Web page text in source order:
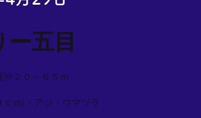
ー五目
沖２０～６５ｍ
ｍ)・アジ・ウマヅラ